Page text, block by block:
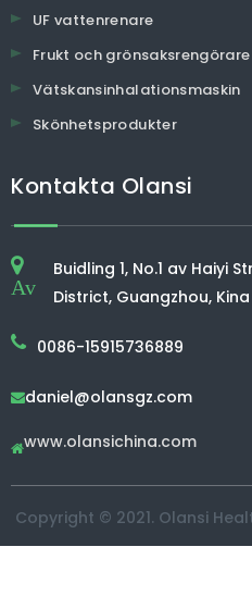
UF vattenrenare
Frukt och grönsaksrengörare
Vätskansinhalationsmaskin
Skönhetsprodukter
Kontakta Olansi
Av
Buidling 1, No.1 av Haiyi
District, Guangzhou, Kina
0086-15915736889
daniel@olansgz.com
www.olansichina.com
Copyright © 2021. Olansi